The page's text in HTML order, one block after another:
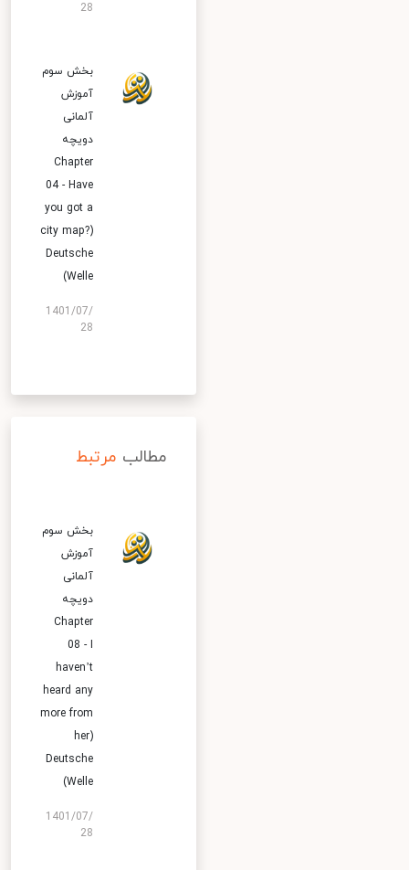
28
بخش سوم
آموزش
آلمانی
دویچه
Chapter
04 - Have
you got a
city map?)
Deutsche
Welle)
1401/07/
28
مطالب مرتبط
بخش سوم
آموزش
آلمانی
دویچه
Chapter
08 - I
haven’t
heard any
more from
her)
Deutsche
Welle)
1401/07/
28